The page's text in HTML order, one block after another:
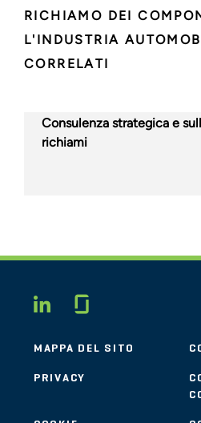
RICHIAMO DEI
L'INDUSTRIA
CORRELATI
Consulenza strategica e
richiami
LINKEDIN
MAPPA DEL SITO
PRIVACY